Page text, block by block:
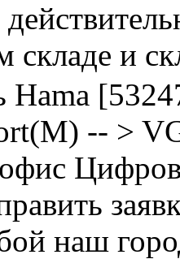
складе и
-- >
офис
наш